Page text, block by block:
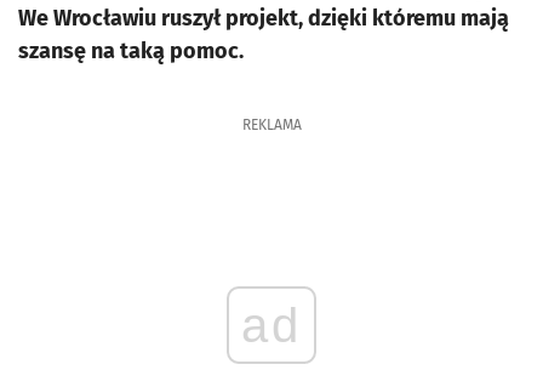
We Wrocławiu ruszył projekt, dzięki któremu mają
szansę na taką pomoc.
REKLAMA
ad